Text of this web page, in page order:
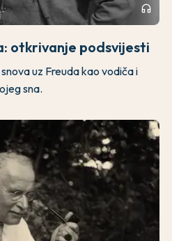
headphones
otkrivanje podsvijesti
uz Freuda kao vodiča i
sna.